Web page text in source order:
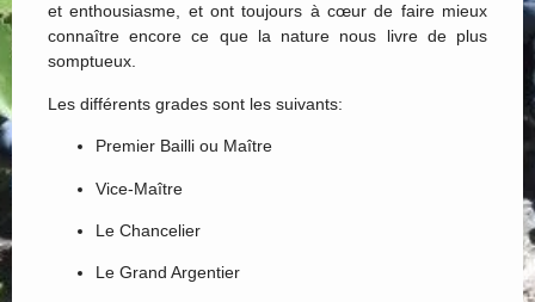
et enthousiasme, et ont toujours à cœur de faire mieux
connaître encore ce que la nature nous livre de plus
somptueux.
Les différents grades sont les suivants:
Premier Bailli ou Maître
Vice-Maître
Le Chancelier
Le Grand Argentier